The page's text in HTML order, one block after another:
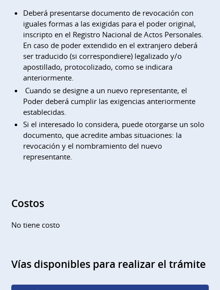
Deberá presentarse documento de revocación con
iguales formas a las exigidas para el poder original,
inscripto en el Registro Nacional de Actos Personales.
En caso de poder extendido en el extranjero deberá
ser traducido (si correspondiere) legalizado y/o
apostillado, protocolizado, como se indicara
anteriormente.
Cuando se designe a un nuevo representante, el
Poder deberá cumplir las exigencias anteriormente
establecidas.
Si el interesado lo considera, puede otorgarse un solo
documento, que acredite ambas situaciones: la
revocación y el nombramiento del nuevo
representante.
Costos
No tiene costo
Vías disponibles para realizar el trámite